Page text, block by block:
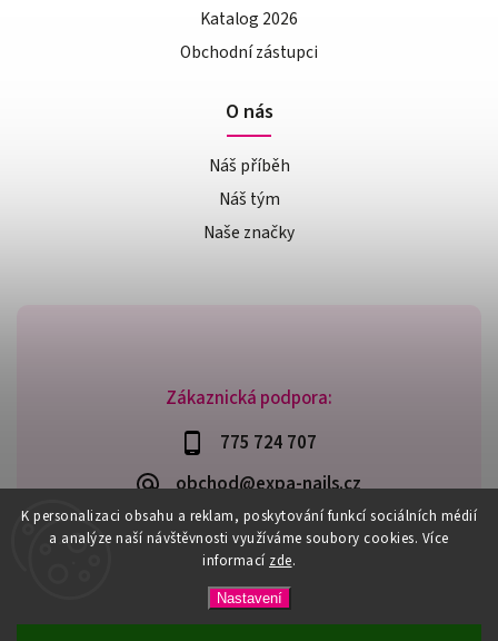
K personalizaci obsahu a reklam, poskytování funkcí sociálních médií
a analýze naší návštěvnosti využíváme soubory cookies. Více
informací zde.
Nastavení
Zákaznická podpora:
775 724 707
obchod@expa-nails.cz
Katalog 2026
Obchodní zástupci
O nás
Náš příběh
Náš tým
Naše značky
Expanails.cz. Všechna práva vyhrazena.
Upravit nastavení cookies